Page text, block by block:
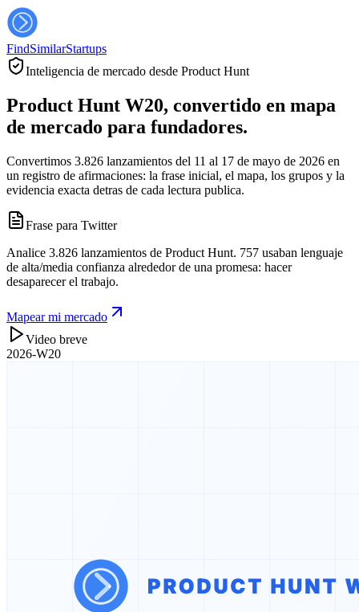
FindSimilarStartups
Inteligencia de mercado desde Product Hunt
Product Hunt W20, convertido en mapa
de mercado para fundadores.
Convertimos 3.826 lanzamientos del 11 al 17 de mayo de 2026 en
un registro de afirmaciones: la frase inicial, el mapa, los grupos y la
evidencia exacta detras de cada lectura publica.
Frase para Twitter
Analice 3.826 lanzamientos de Product Hunt. 757 usaban lenguaje
de alta/media confianza alrededor de una promesa: hacer
desaparecer el trabajo.
Mapear mi mercado
Video breve
2026-W20